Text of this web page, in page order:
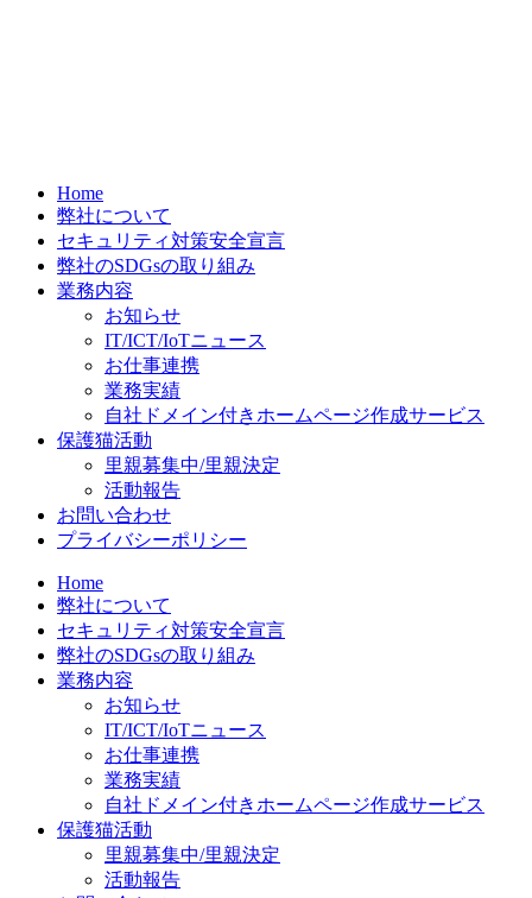
Home
弊社について
セキュリティ対策安全宣言
弊社のSDGsの取り組み
業務内容
お知らせ
IT/ICT/IoTニュース
お仕事連携
業務実績
自社ドメイン付きホームページ作成サービス
保護猫活動
里親募集中/里親決定
活動報告
お問い合わせ
プライバシーポリシー
Home
弊社について
セキュリティ対策安全宣言
弊社のSDGsの取り組み
業務内容
お知らせ
IT/ICT/IoTニュース
お仕事連携
業務実績
自社ドメイン付きホームページ作成サービス
保護猫活動
里親募集中/里親決定
活動報告